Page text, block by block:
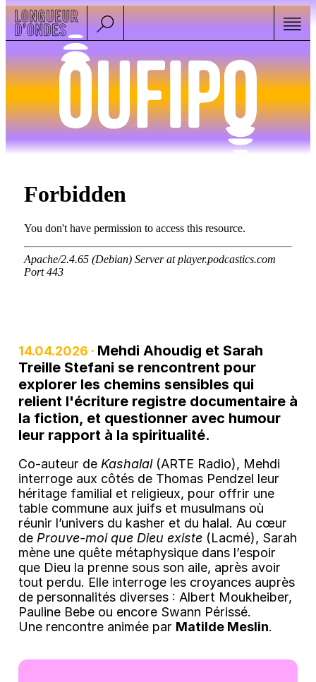
14.04.2026 · Mehdi Ahoudig et Sarah
Treille Stefani se rencontrent pour
explorer les chemins sensibles qui
relient l'écriture registre documentaire à
la fiction, et questionner avec humour
leur rapport à la spiritualité.
Co-auteur de Kashalal (ARTE Radio), Mehdi
interroge aux côtés de Thomas Pendzel leur
héritage familial et religieux, pour offrir une
table commune aux juifs et musulmans où
réunir l’univers du kasher et du halal. Au cœur
de Prouve-moi que Dieu existe (Lacmé), Sarah
mène une quête métaphysique dans l’espoir
que Dieu la prenne sous son aile, après avoir
tout perdu. Elle interroge les croyances auprès
de personnalités diverses : Albert Moukheiber,
Pauline Bebe ou encore Swann Périssé.
Une rencontre animée par Matilde Meslin.